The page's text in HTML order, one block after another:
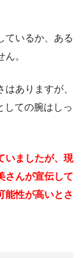
ているか、ある
。
ありますが、
しての腕はしっ
いましたが、現
さんが宣伝して
能性が高いとさ